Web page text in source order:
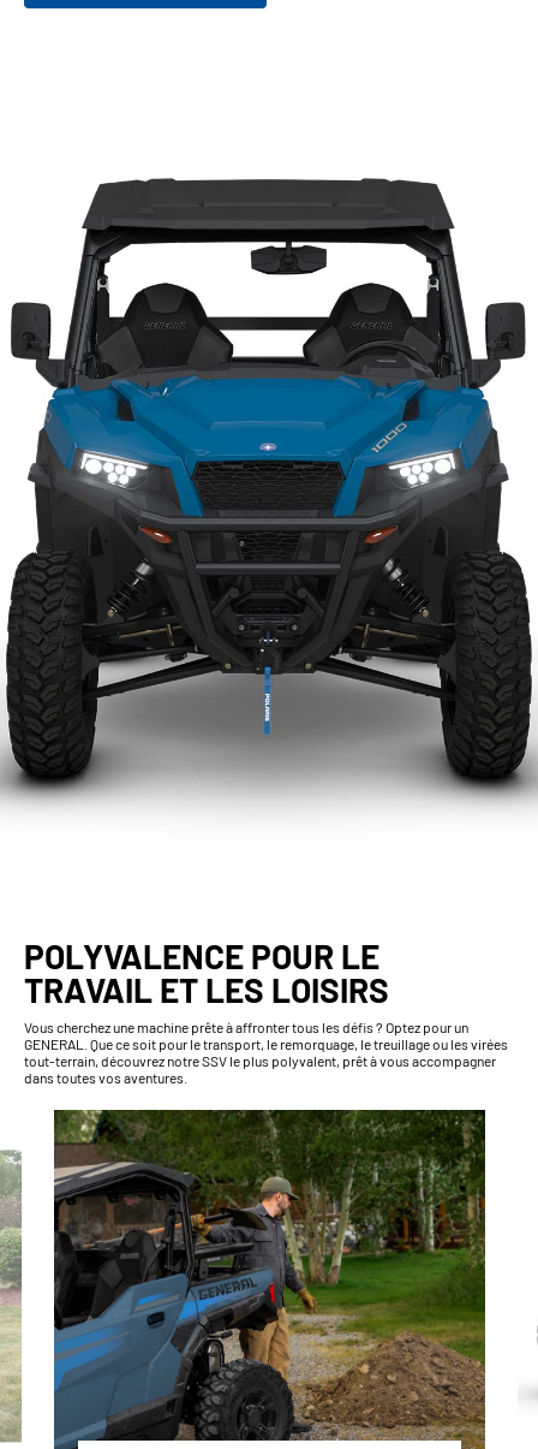
POLYVALENCE POUR LE
TRAVAIL ET LES LOISIRS
Vous cherchez une machine prête à affronter tous les défis ? Optez pour un
GENERAL. Que ce soit pour le transport, le remorquage, le treuillage ou les virées
tout-terrain, découvrez notre SSV le plus polyvalent, prêt à vous accompagner
dans toutes vos aventures.